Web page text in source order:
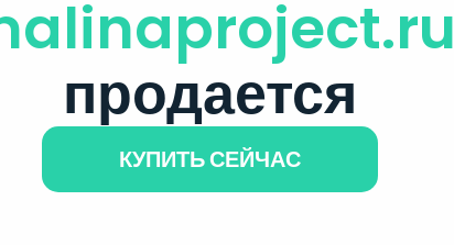
продается
КУПИТЬ СЕЙЧАС